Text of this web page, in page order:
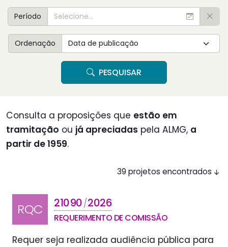
Período
Ordenação
PESQUISAR
Consulta a proposições que estão em
tramitação ou já apreciadas pela ALMG, a
partir de 1959.
39 projetos encontrados
RQC 21090/2026
REQUERIMENTO DE COMISSÃO
Requer seja realizada audiência pública para